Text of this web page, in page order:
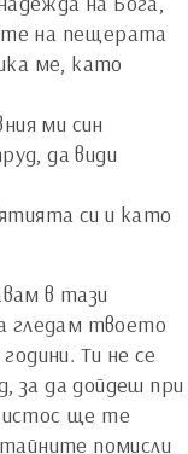
на пещерата
ме, като
ми син
да види
си и като
в тази
гледам твоето
Ти не се
за да дойдеш при
ще те
помисли